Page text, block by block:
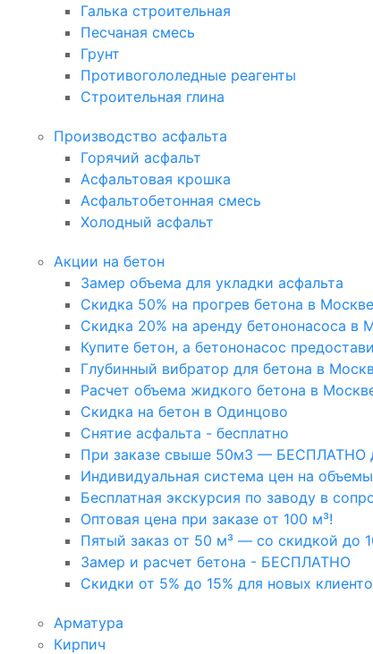
Галька строительная
Песчаная смесь
Грунт
Противогололедные реагенты
Строительная глина
Производство асфальта
Горячий асфальт
Асфальтовая крошка
Асфальтобетонная смесь
Холодный асфальт
Акции на бетон
Замер объема для укладки асфальта
Скидка 50% на прогрев бетона в Москве
Скидка 20% на аренду бетононасоса в
Купите бетон, а бетононасос
Глубинный вибратор для бетона в
Расчет объема жидкого бетона в
Скидка на бетон в Одинцово
Снятие асфальта - бесплатно
При заказе свыше 50м3 — БЕСПЛАТНО
Индивидуальная система цен на
Бесплатная экскурсия по заводу в
Оптовая цена при заказе от 100 м³!
Пятый заказ от 50 м³ — со скидкой до
Замер и расчет бетона - БЕСПЛАТНО
Скидки от 5% до 15% для новых
Арматура
Кирпич